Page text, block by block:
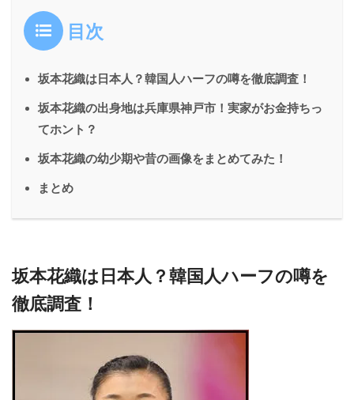
目次
坂本花織は日本人？韓国人ハーフの噂を徹底調査！
坂本花織の出身地は兵庫県神戸市！実家がお金持ちっ
てホント？
坂本花織の幼少期や昔の画像をまとめてみた！
まとめ
坂本花織は日本人？韓国人ハーフの噂を
徹底調査！